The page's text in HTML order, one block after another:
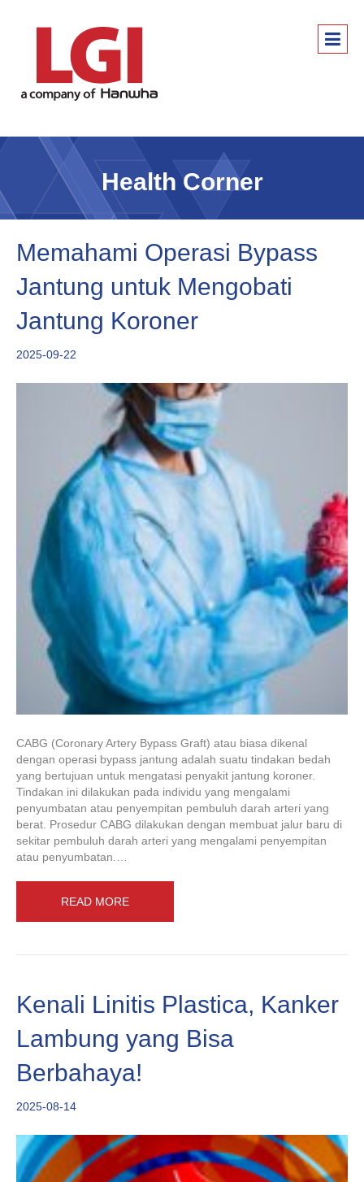
Health Corner
Memahami Operasi Bypass
Jantung untuk Mengobati
Jantung Koroner
2025-09-22
CABG (Coronary Artery Bypass Graft) atau biasa dikenal
dengan operasi bypass jantung adalah suatu tindakan bedah
yang bertujuan untuk mengatasi penyakit jantung koroner.
Tindakan ini dilakukan pada individu yang mengalami
penyumbatan atau penyempitan pembuluh darah arteri yang
berat. Prosedur CABG dilakukan dengan membuat jalur baru di
sekitar pembuluh darah arteri yang mengalami penyempitan
atau penyumbatan.…
READ MORE
Kenali Linitis Plastica, Kanker
Lambung yang Bisa
Berbahaya!
2025-08-14